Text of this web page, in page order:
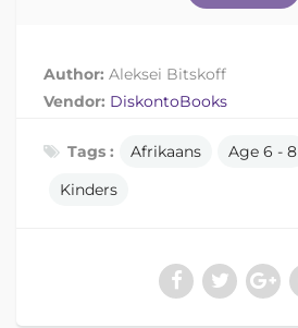
Author: Aleksei Bitskoff
Vendor: DiskontoBooks
Tags : Afrikaans Age 6 - 8
Kinders